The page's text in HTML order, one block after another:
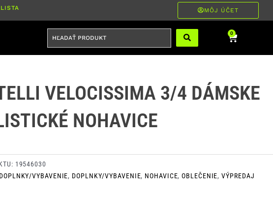
MÔJ ÚČET
HĽADAŤ
PRODUKT
0
Cart
VELOCISSIMA 3/4 DÁMSKE
NOHAVICE
19546030
DOPLNKY/VYBAVENIE, DOPLNKY/VYBAVENIE, NOHAVICE,OBLEČENIE,VÝPREDAJ